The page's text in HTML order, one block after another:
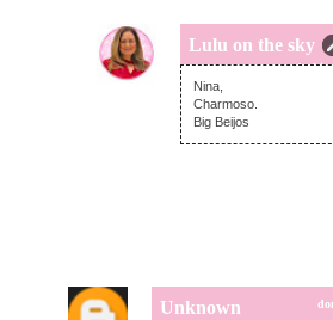
Lulu on the sky
segunda-
Nina,
Charmoso.
Big Beijos
Unknown